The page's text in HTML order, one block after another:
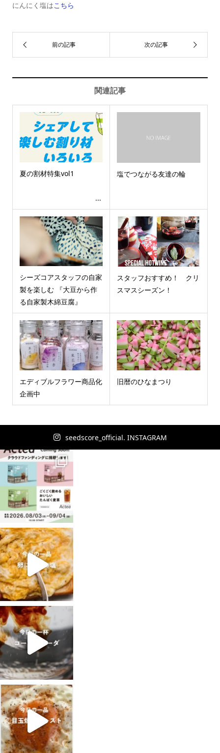
にんにく塩はこちら
関連記事
夏の割材特集vol1
...
塩でつながる友達の輪
シーズコアスタッフの自家
製を楽しむ 『大豆から作
る自家製木綿豆腐』
スタッフおすすめ！ クリ
スマスシーズン！
エディブルフラワー商品化
企画中
旧暦のひなまつり
seedscore_official. INSTAGRAM